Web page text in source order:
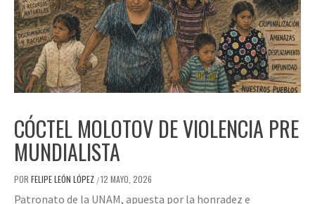
CÓCTEL MOLOTOV DE VIOLENCIA PRE
MUNDIALISTA
POR FELIPE LEÓN LÓPEZ /12 MAYO, 2026
Patronato de la UNAM, apuesta por la honradez e